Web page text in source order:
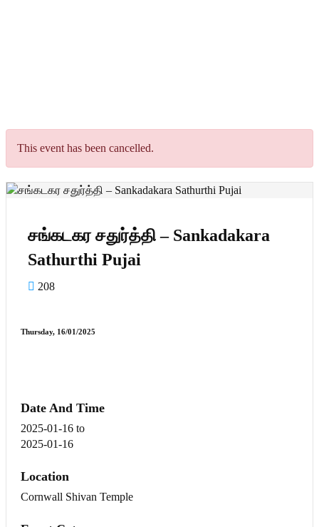
This event has been cancelled.
சங்கடகர சதுர்த்தி – Sankadakara
Sathurthi Pujai
208
Thursday, 16/01/2025
Date And Time
2025-01-16 to
2025-01-16
Location
Cornwall Shivan Temple